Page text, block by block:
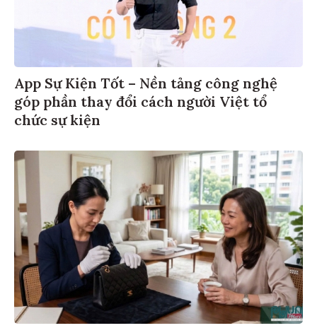
App Sự Kiện Tốt – Nền tảng công nghệ
góp phần thay đổi cách người Việt tổ
chức sự kiện